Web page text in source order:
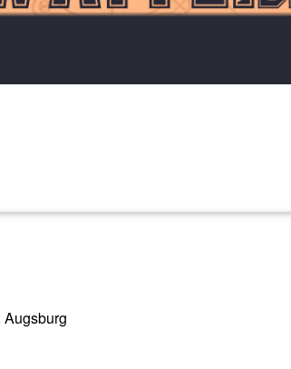
Augsburg